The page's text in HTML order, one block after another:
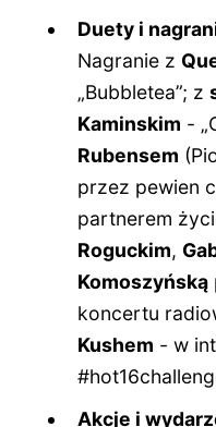
Duety i
Nagranie z
„Bubbletea”; z
Kaminskim -
Rubensem
przez pewien
partnerem
Roguckim,
Komoszyńską
koncertu
Kushem - w
Akcje i